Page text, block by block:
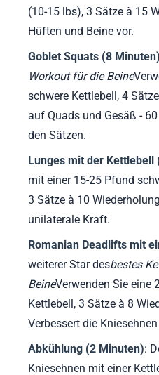
(10-15 lbs), 3 Sätze à 15
Hüften und Beine vor.
Goblet Squats (8 Minuten)
Workout für die Beine
schwere Kettlebell, 4
auf Quads und Gesäß -
den Sätzen.
Lunges mit der Kettlebell
mit einer 15-25 Pfund
3 Sätze à 10
unilaterale Kraft.
Romanian Deadlifts mit
weiterer Star desbestes
BeineVerwenden Sie eine
Kettlebell, 3 Sätze à 8
Verbessert die
Abkühlung (2 Minuten):
Kniesehnen mit einer